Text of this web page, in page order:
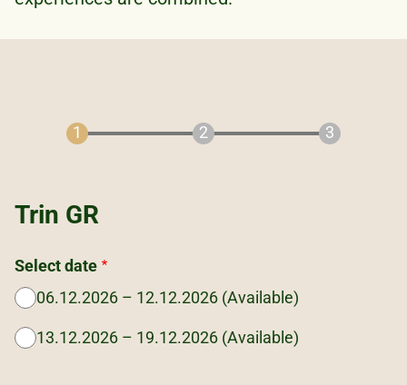
Trin GR
Select date
06.12.2026 – 12.12.2026 (Available)
13.12.2026 – 19.12.2026 (Available)